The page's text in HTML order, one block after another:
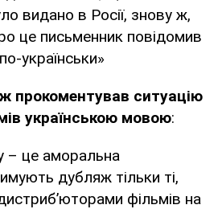
видано в Росії, знову ж,
це письменник повідомив
українськи»
прокоментував ситуацію
українською мовою:
– це аморальна
дубляж тільки ті,
фільмів на